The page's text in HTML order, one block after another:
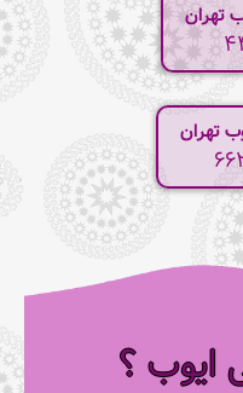
تهران
تهران
ایوب ؟